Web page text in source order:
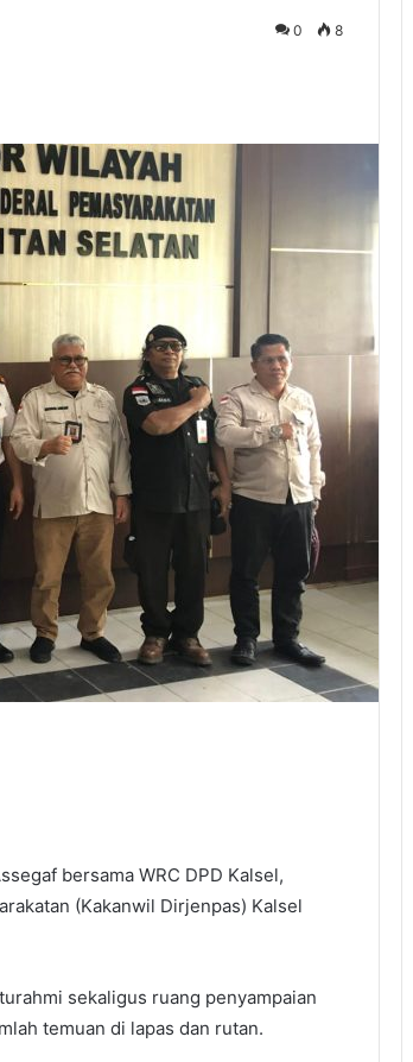
0 8
bersama WRC DPD Kalsel,
(Kakanwil Dirjenpas) Kalsel
sekaligus ruang penyampaian
temuan di lapas dan rutan.